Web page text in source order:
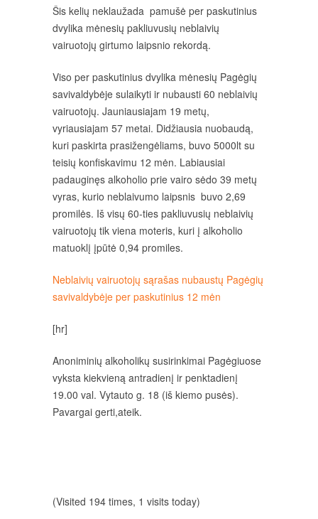
Šis kelių neklaužada pamušė per paskutinius
dvylika mėnesių pakliuvusių neblaivių
vairuotojų girtumo laipsnio rekordą.
Viso per paskutinius dvylika mėnesių Pagėgių
savivaldybėje sulaikyti ir nubausti 60 neblaivių
vairuotojų. Jauniausiajam 19 metų,
vyriausiajam 57 metai. Didžiausia nuobaudą,
kuri paskirta prasižengėliams, buvo 5000lt su
teisių konfiskavimu 12 mėn. Labiausiai
padauginęs alkoholio prie vairo sėdo 39 metų
vyras, kurio neblaivumo laipsnis buvo 2,69
promilės. Iš visų 60-ties pakliuvusių neblaivių
vairuotojų tik viena moteris, kuri į alkoholio
matuoklį įpūtė 0,94 promiles.
Neblaivių vairuotojų sąrašas nubaustų Pagėgių
savivaldybėje per paskutinius 12 mėn
[hr]
Anoniminių alkoholikų susirinkimai Pagėgiuose
vyksta kiekvieną antradienį ir penktadienį
19.00 val. Vytauto g. 18 (iš kiemo pusės).
Pavargai gerti,ateik.
(Visited 194 times, 1 visits today)